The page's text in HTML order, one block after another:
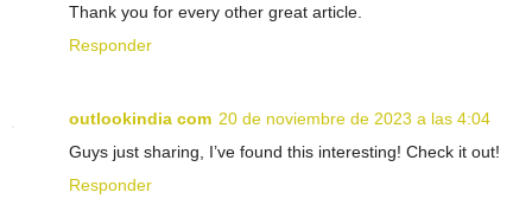
Thank you for every other great article.
Responder
outlookindia com 20 de noviembre de 2023 a las 4:04
Guys just sharing, I’ve found this interesting! Check it out!
Responder